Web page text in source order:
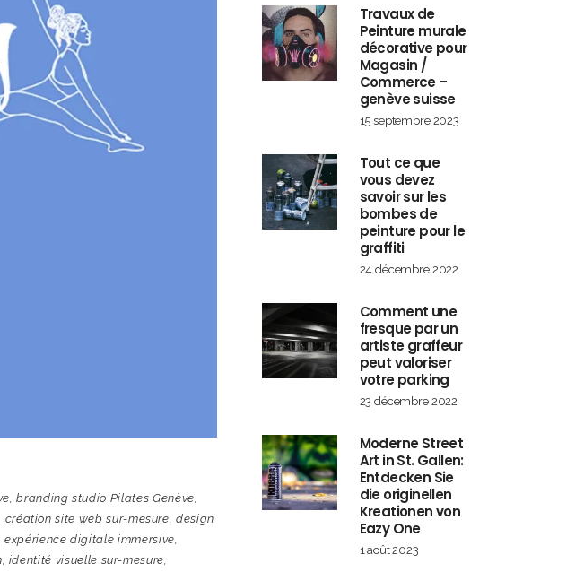
,branding studio Pilates Genève
création site web sur-mesure ,design
expérience digitale immersive
identité visuelle sur-mesure
Travaux de
Peinture murale
décorative pour
Magasin /
Commerce –
genève suisse
15 septembre 2023
Tout ce que
vous devez
savoir sur les
bombes de
peinture pour le
graffiti
24 décembre 2022
Comment une
fresque par un
artiste graffeur
peut valoriser
votre parking
23 décembre 2022
Moderne Street
Art in St. Gallen:
Entdecken Sie
die originellen
Kreationen von
Eazy One
1 août 2023